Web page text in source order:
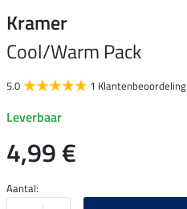
Kramer
Cool/Warm Pack
5.0 1 Klantenbeoordeling
Leverbaar
4,99 €
Aantal: